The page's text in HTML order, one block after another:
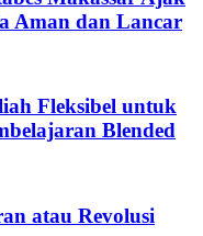
Aman dan Lancar
Fleksibel untuk
Blended
atau Revolusi